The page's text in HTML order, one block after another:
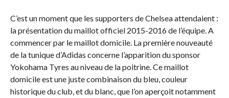
C’est un moment que les supporters de Chelsea attendaient :
la présentation du maillot officiel 2015-2016 de l’équipe. A
commencer par le maillot domicile. La première nouveauté
de la tunique d’Adidas concerne l’apparition du sponsor
Yokohama Tyres au niveau de la poitrine. Ce maillot
domicile est une juste combinaison du bleu, couleur
historique du club, et du blanc, que l’on aperçoit notamment